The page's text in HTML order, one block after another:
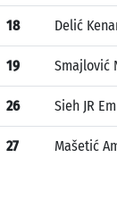
18 Delić
19 Smajlović
26 Sieh JR
27 Mašetić